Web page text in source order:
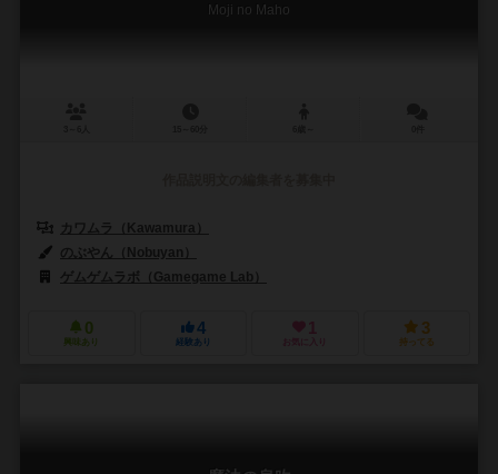
Moji no Maho
カワムラ（Kawamura）
のぶやん（Nobuyan）
ゲムゲムラボ（Gamegame Lab）
0
興味あり
4
経験あり
1
お気に入り
3
持ってる